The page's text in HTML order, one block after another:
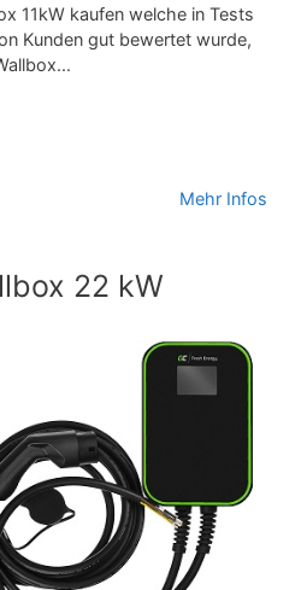
11kW kaufen welche in Tests
Kunden gut bewertet wurde,
Mehr Infos
22 kW